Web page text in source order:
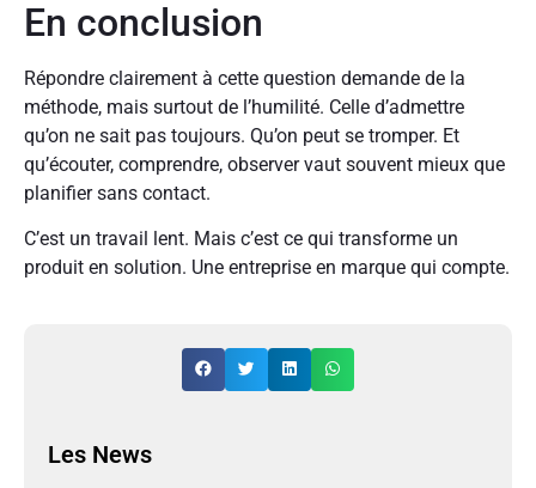
En conclusion
Répondre clairement à cette question demande de la
méthode, mais surtout de l’humilité. Celle d’admettre
qu’on ne sait pas toujours. Qu’on peut se tromper. Et
qu’écouter, comprendre, observer vaut souvent mieux que
planifier sans contact.
C’est un travail lent. Mais c’est ce qui transforme un
produit en solution. Une entreprise en marque qui compte.
Les News